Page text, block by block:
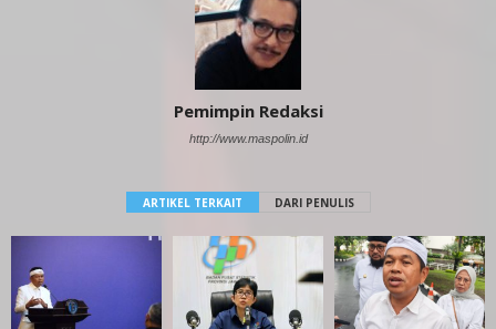
Pemimpin Redaksi
http://www.maspolin.id
ARTIKEL TERKAIT DARI PENULIS